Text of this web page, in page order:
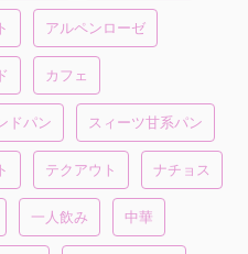
アルペンローゼ
カフェ
ドパン スィーツ甘系パン
テクアウト ナチョス
一人飲み 中華